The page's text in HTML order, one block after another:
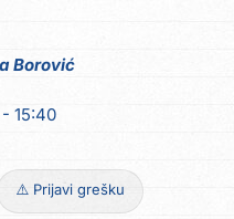
Borović
- 15:40
⚠️ Prijavi grešku